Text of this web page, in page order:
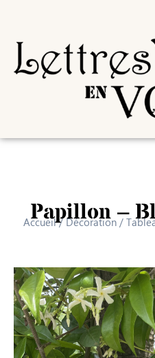
Papillon –
Accueil/Décoration/